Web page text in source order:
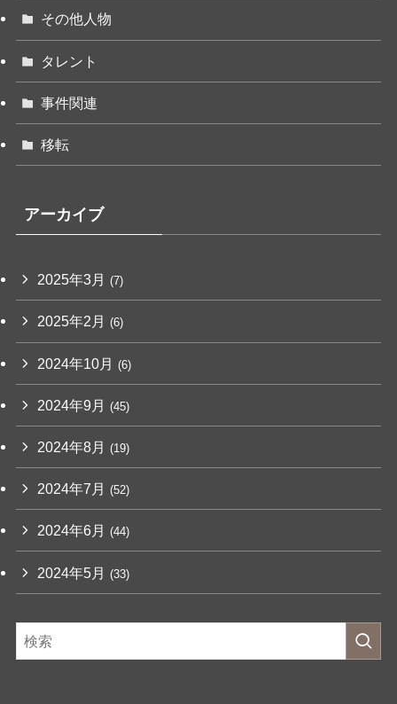
その他人物
タレント
事件関連
移転
アーカイブ
2025年3月 (7)
2025年2月 (6)
2024年10月 (6)
2024年9月 (45)
2024年8月 (19)
2024年7月 (52)
2024年6月 (44)
2024年5月 (33)